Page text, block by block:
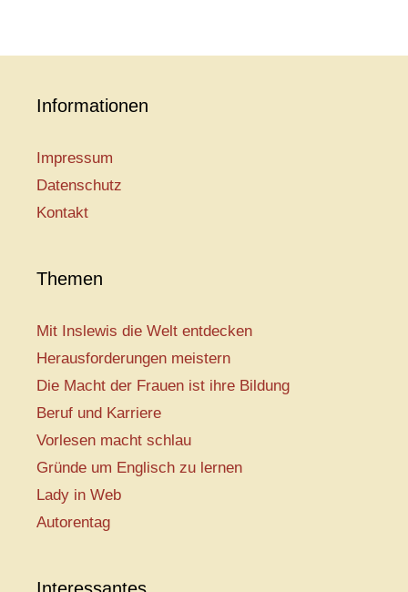
Informationen
Impressum
Datenschutz
Kontakt
Themen
Mit Inslewis die Welt entdecken
Herausforderungen meistern
Die Macht der Frauen ist ihre Bildung
Beruf und Karriere
Vorlesen macht schlau
Gründe um Englisch zu lernen
Lady in Web
Autorentag